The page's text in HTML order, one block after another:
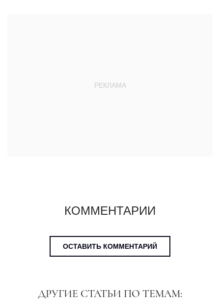
КОММЕНТАРИИ
ОСТАВИТЬ КОММЕНТАРИЙ
ДРУГИЕ СТАТЬИ ПО ТЕМАМ: